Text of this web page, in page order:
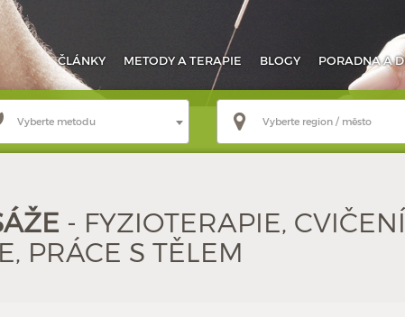
ČLÁNKY METODYA TERAPIE BLOGY PORADNAA
Vyberte metodu Vyberte region / město
- FYZIOTERAPIE,
PRÁCE S TĚLEM